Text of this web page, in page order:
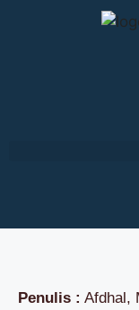
Penulis : Afdhal,